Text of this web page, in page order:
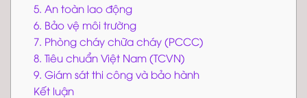
5. An toàn lao động
6. Bảo vệ môi trường
7. Phòng cháy chữa cháy (PCCC)
8. Tiêu chuẩn Việt Nam (TCVN)
9. Giám sát thi công và bảo hành
Kết luận